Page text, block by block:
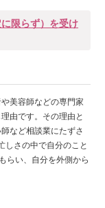
限らず）を受け
美容師などの専門家
由です。その理由と
など相談業にたずさ
しさの中で自分のこと
らい、自分を外側から